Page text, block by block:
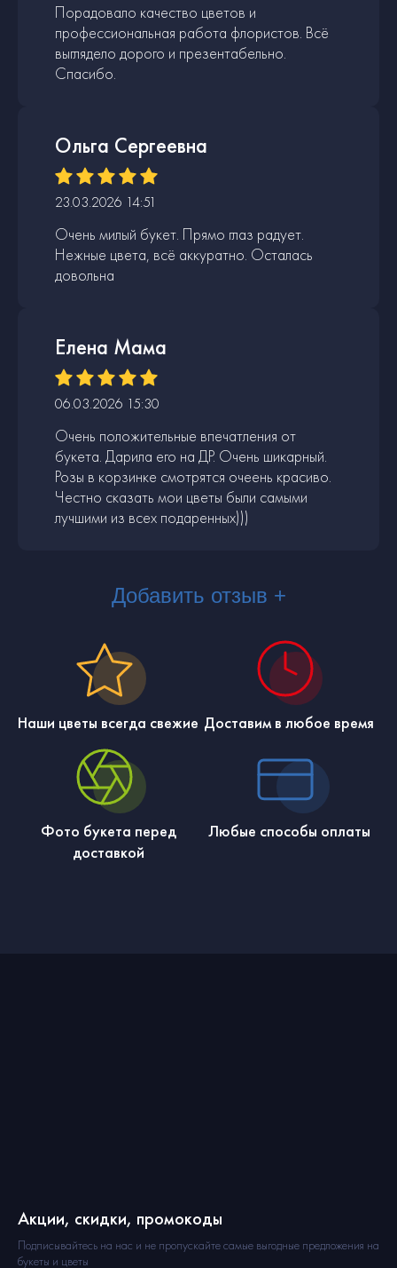
Порадовало качество цветов и
профессиональная работа флористов. Всё
выглядело дорого и презентабельно.
Спасибо.
Ольга Сергеевна
23.03.2026 14:51
Очень милый букет. Прямо глаз радует.
Нежные цвета, всё аккуратно. Осталась
довольна
Елена Мама
06.03.2026 15:30
Очень положительные впечатления от
букета. Дарила его на ДР. Очень шикарный.
Розы в корзинке смотрятся очеень красиво.
Честно сказать мои цветы были самыми
лучшими из всех подаренных)))
Добавить отзыв +
Наши цветы всегда свежие Доставим в любое время
Фото букета перед
доставкой
Любые способы оплаты
Акции, скидки, промокоды
Подписывайтесь на нас и не пропускайте самые выгодные предложения на
букеты и цветы